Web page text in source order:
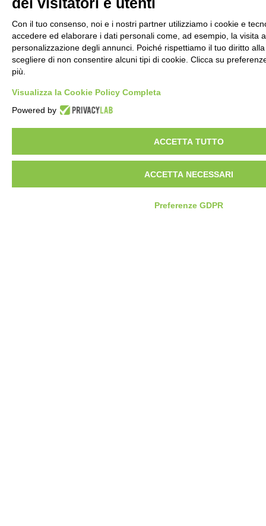
Sede legale
10153 Torino TO
P.IVA 09519800016
Orari ufficio
Lunedì / venerdì
9:00/13:00 – 14:00/17:30
Lavora con noi
Con il tuo consenso, noi e i nostri partner utilizziamo i cookie e
accedere ed elaborare i dati personali come, ad esempio, la visita
personalizzazione degli annunci. Poiché rispettiamo il tuo diritto
scegliere di non consentire alcuni tipi di cookie. Clicca su
più.
Visualizza la Cookie Policy Completa
Powered by
ACCETTA TUTTO
ACCETTA NECESSARI
Preferenze GDPR